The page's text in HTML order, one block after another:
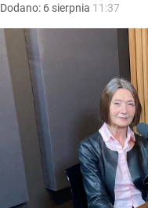
Dodano: 6 sierpnia 11:37